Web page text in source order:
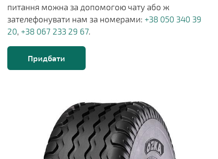
питання можна за допомогою чату або ж
зателефонувати нам за номерами: +38 050 340 39
20, +38 067 233 29 67.
Придбати